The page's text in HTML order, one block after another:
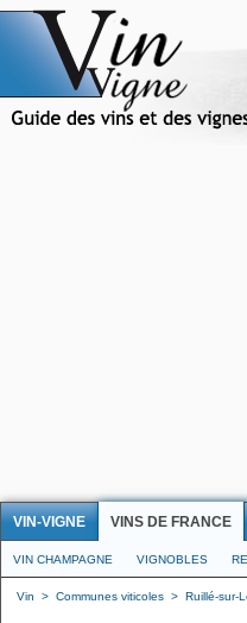
VIN-VIGNE VINS DE FRANCE
VIN CHAMPAGNE VIGNOBLES
Vin > Communes viticoles > Ruillé-sur-